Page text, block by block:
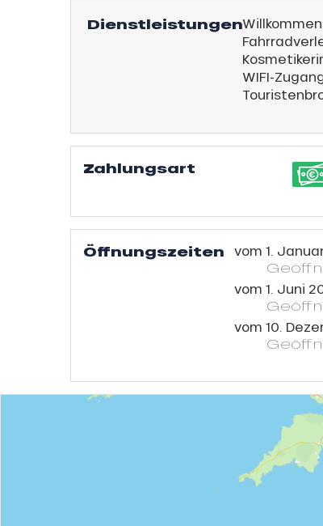
Dienstleistungen
WIFI-
Zahlungsart
Öffnungszeiten vom 1.
vom 1. Juni
vom 10.